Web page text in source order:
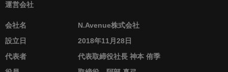
運営会社
会社名
N.Avenue株式会社
設立日
2018年11月28日
代表者
代表取締役社長 神本 侑季